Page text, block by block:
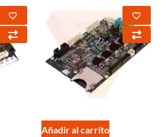
Añadir al carrito